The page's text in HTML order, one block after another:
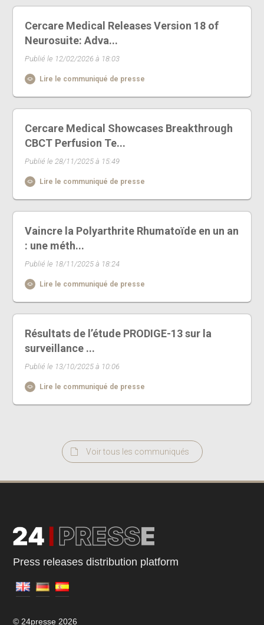
Cercare Medical Releases Version 18 of
Neurosuite: Adva...
Publié le 12/02/2026 à 18:03
Lire le communiqué de presse
Cercare Medical Showcases Breakthrough
CBCT Perfusion Te...
Publié le 28/11/2025 à 15:49
Lire le communiqué de presse
Vaincre la Polyarthrite Rhumatoïde en un an
: une méth...
Publié le 18/11/2025 à 18:24
Lire le communiqué de presse
Résultats de l’étude PRODIGE-13 sur la
surveillance ...
Publié le 13/10/2025 à 10:06
Lire le communiqué de presse
Voir tous les communiqués
Press releases distribution platform
© 24presse 2026